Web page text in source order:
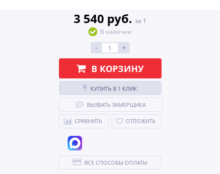
3 540 руб. за 1
В наличии
-
+
В КОРЗИНУ
КУПИТЬ В 1 КЛИК
ВЫЗВАТЬ ЗАМЕРЩИКА
СРАВНИТЬ ОТЛОЖИТЬ
ВСЕ СПОСОБЫ ОПЛАТЫ